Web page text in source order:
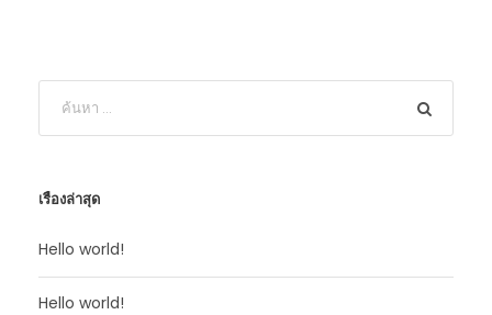
เรื่องล่าสุด
Hello world!
Hello world!